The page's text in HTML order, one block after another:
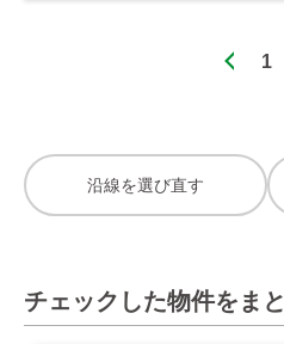
1
沿線を選び直す
チェックした物件をま